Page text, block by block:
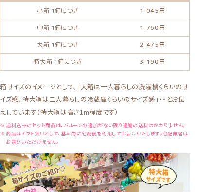
小箱 1箱につき 1,045円
中箱 1箱につき 1,760円
大箱 1箱につき 2,475円
特大箱 1箱につき 3,190円
箱サイズのイメージとして、「大箱は一人暮らしの洗濯機くらいのサ
イズ感、特大箱は二人暮らしの冷蔵庫くらいのサイズ感」・・とお伝
えしています（特大箱は高さ1m程度です）
送料込みのセット商品は、バルーンの追加がない限り追加の送料はかかりません。
商品はギフト扱いとして、基本的に宅配便を利用してお届けいたします。宅配業者は
お選びいただけません。